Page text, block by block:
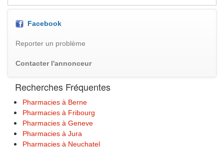
Facebook
Reporter un problème
Contacter l'annonceur
Recherches Fréquentes
Pharmacies à Berne
Pharmacies à Fribourg
Pharmacies à Geneve
Pharmacies à Jura
Pharmacies à Neuchatel